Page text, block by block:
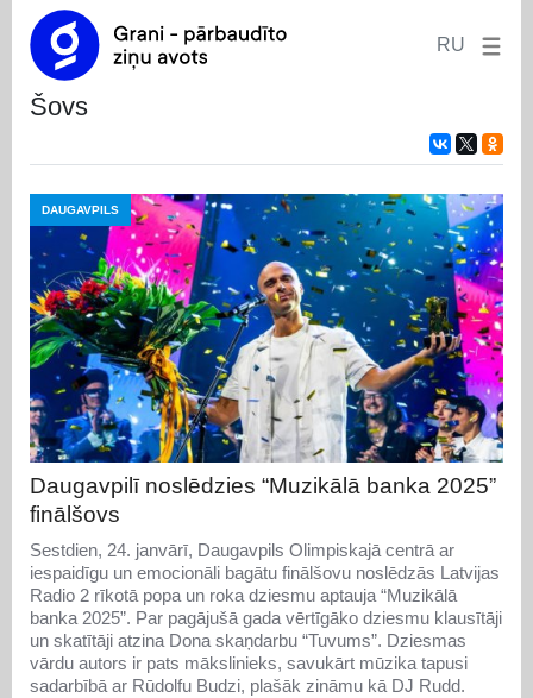
RU
šovs
DAUGAVPILS
Daugavpilī noslēdzies “Muzikālā banka 2025”
finālšovs
Sestdien, 24. janvārī, Daugavpils Olimpiskajā centrā ar
iespaidīgu un emocionāli bagātu finālšovu noslēdzās Latvijas
Radio 2 rīkotā popa un roka dziesmu aptauja “Muzikālā
banka 2025”. Par pagājušā gada vērtīgāko dziesmu klausītāji
un skatītāji atzina Dona skaņdarbu “Tuvums”. Dziesmas
vārdu autors ir pats mākslinieks, savukārt mūzika tapusi
sadarbībā ar Rūdolfu Budzi, plašāk zināmu kā DJ Rudd.